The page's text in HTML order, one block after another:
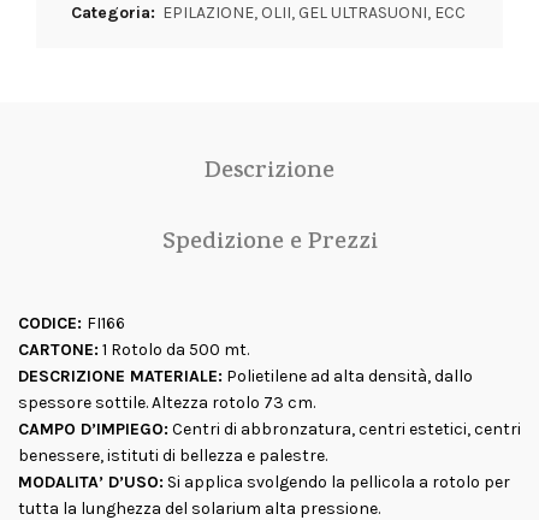
Categoria: EPILAZIONE, OLII, GEL ULTRASUONI, ECC
Descrizione
Spedizione e Prezzi
CODICE: FI166
CARTONE: 1 Rotolo da 500 mt.
DESCRIZIONE MATERIALE: Polietilene ad alta densità, dallo
spessore sottile. Altezza rotolo 73 cm.
CAMPO D’IMPIEGO: Centri di abbronzatura, centri estetici, centri
benessere, istituti di bellezza e palestre.
MODALITA’ D’USO: Si applica svolgendo la pellicola a rotolo per
tutta la lunghezza del solarium alta pressione.